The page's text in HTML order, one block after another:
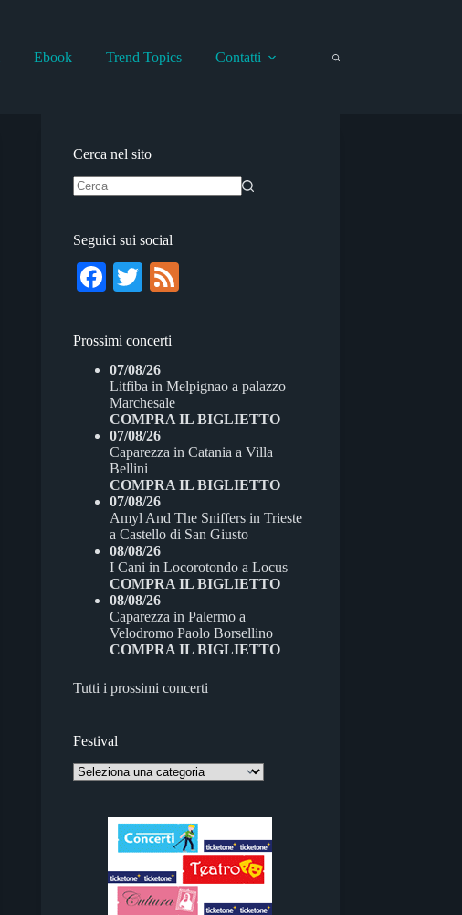
Ebook Trend Topics Contatti
Cerca nel sito
Seguici sui social
Fa
bo
ok
T
tte
r
Prossimi concerti
07/08/26
Litfiba inMelpignao a palazzo
Marchesale
COMPRA IL BIGLIETTO
07/08/26
Caparezza inCatania a Villa
Bellini
COMPRA IL BIGLIETTO
07/08/26
Amyl And The Sniffers inTrieste
a Castello di San Giusto
08/08/26
I Cani inLocorotondo a Locus
COMPRA IL BIGLIETTO
08/08/26
Caparezza inPalermo a
Velodromo Paolo Borsellino
COMPRA IL BIGLIETTO
Tutti i prossimi concerti
Festival